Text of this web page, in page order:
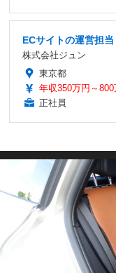
ECサイトの運営担当
株式会社ジュン
東京都
年収350万円～800
正社員